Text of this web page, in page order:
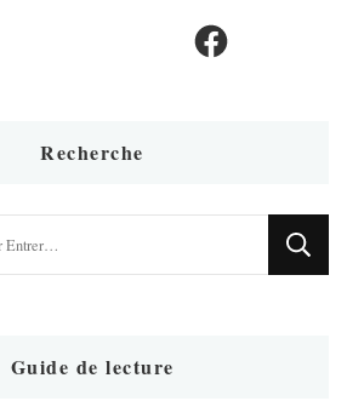
Facebook
Recherche
Guide de lecture